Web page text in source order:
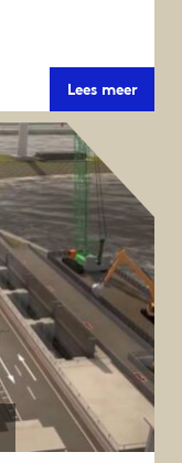
Lees meerjuni